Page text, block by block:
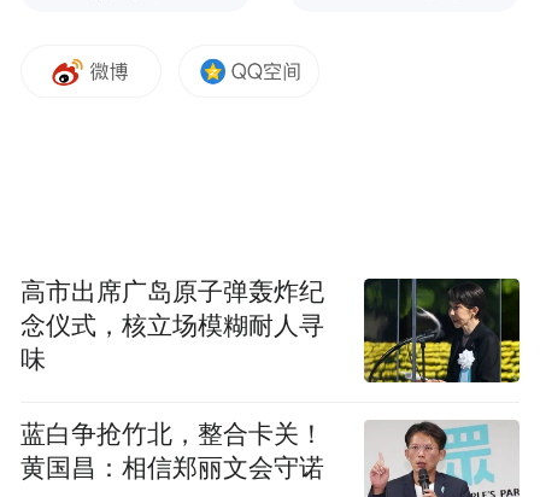
高市出席广岛原子弹轰炸纪
念仪式，核立场模糊耐人寻
味
蓝白争抢竹北，整合卡关！
黄国昌：相信郑丽文会守诺